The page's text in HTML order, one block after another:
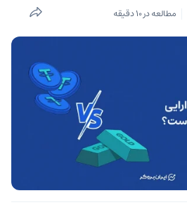
مطالعه در 10 دقیقه